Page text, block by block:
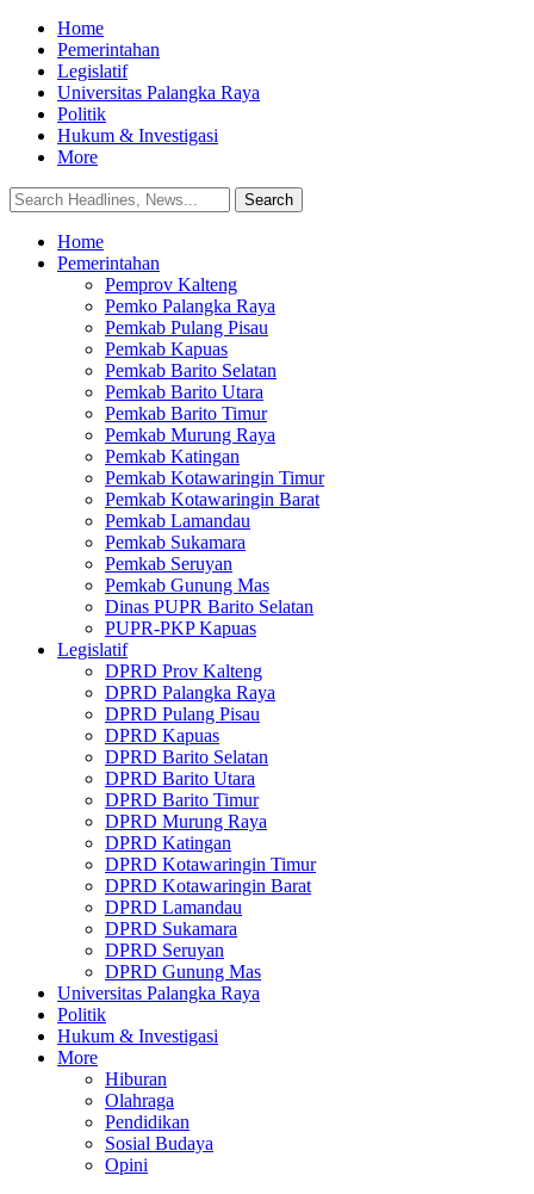
Home
Pemerintahan
Legislatif
Universitas Palangka Raya
Politik
Hukum & Investigasi
More
Home
Pemerintahan
Pemprov Kalteng
Pemko Palangka Raya
Pemkab Pulang Pisau
Pemkab Kapuas
Pemkab Barito Selatan
Pemkab Barito Utara
Pemkab Barito Timur
Pemkab Murung Raya
Pemkab Katingan
Pemkab Kotawaringin Timur
Pemkab Kotawaringin Barat
Pemkab Lamandau
Pemkab Sukamara
Pemkab Seruyan
Pemkab Gunung Mas
Dinas PUPR Barito Selatan
PUPR-PKP Kapuas
Legislatif
DPRD Prov Kalteng
DPRD Palangka Raya
DPRD Pulang Pisau
DPRD Kapuas
DPRD Barito Selatan
DPRD Barito Utara
DPRD Barito Timur
DPRD Murung Raya
DPRD Katingan
DPRD Kotawaringin Timur
DPRD Kotawaringin Barat
DPRD Lamandau
DPRD Sukamara
DPRD Seruyan
DPRD Gunung Mas
Universitas Palangka Raya
Politik
Hukum & Investigasi
More
Hiburan
Olahraga
Pendidikan
Sosial Budaya
Opini